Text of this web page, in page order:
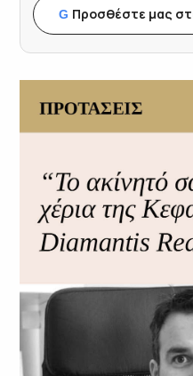
G Προσθέστε μας